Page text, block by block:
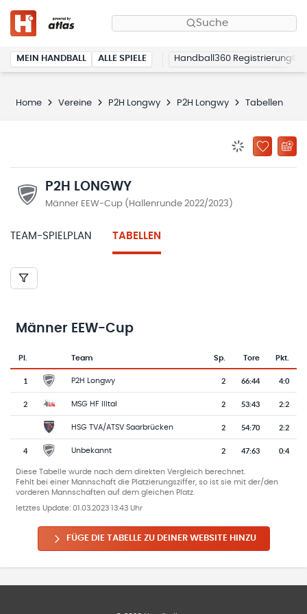
Suche
MEIN HANDBALL ALLE SPIELE Handball360 Registrierung
Home Vereine P2H Longwy P2H Longwy Tabellen
ZU
P2H LONGWY
Männer EEW-Cup (Hallenrunde 2022/2023)
TEAM-SPIELPLAN TABELLEN
Männer EEW-Cup
Tabelle mit Vereinsplatzierungen, Spielen, Toren und Punkten
Pl.
Team-Logo
Team Sp. Tore Pkt.
1 P2H Longwy 2 66:44 4:0
2 MSG HF Illtal 2 53:43 2:2
HSG TVA/ATSV Saarbrücken 2 54:70 2:2
4 Unbekannt 2 47:63 0:4
Diese Tabelle wurde nach dem direkten Vergleich berechnet.
Fehlt bei einer Mannschaft die Platzierungsziffer, so ist sie mit der/den
vorderen Mannschaften auf dem gleichen Platz.
letztes Update: 01.03.2023 13:43 Uhr
FÜGE DIE TABELLE ZU DEINER WEBSITE HINZU